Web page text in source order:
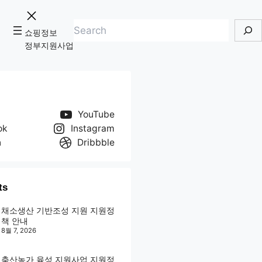
쇼핑정보
정부지원사업
검
YouTube
Instagram
Dribbble
채소생산 기반조성 지원 지원정
책 안내
8월 7, 2026
축산농가 육성 지원사업 지원정